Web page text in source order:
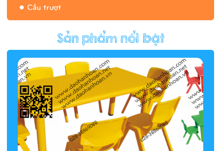
Cầu trượt
Hàng rào/nhà banh 9H5412